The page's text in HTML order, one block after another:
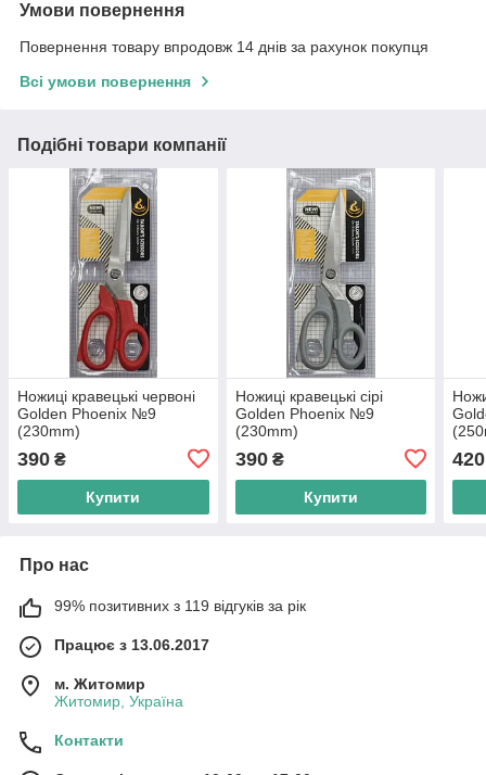
Умови повернення
Повернення товару впродовж 14 днів за рахунок покупця
Всі умови повернення
Подібні товари компанії
Ножиці кравецькі червоні
Golden Phoenix №9
(230mm)
390 ₴
Купити
Ножиці кравецькі сірі
Golden Phoenix №9
(230mm)
390₴
Купити
420
Про нас
99% позитивних з 119 відгуків за рік
Працює з 13.06.2017
м. Житомир
Житомир, Україна
Контакти